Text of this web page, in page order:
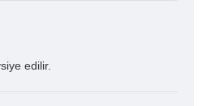
edilir.